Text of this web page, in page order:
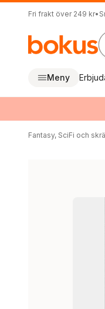
Fri frakt över 249 kr•
Meny
Fantasy, SciFi och